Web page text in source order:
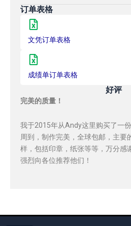
订单表格
文凭订单表格
成绩单订单表格
好评
完美的质量！
我于2015年从Andy这里购买了一
周到，制作完美，全球包邮，主要
样，包括印章，纸张等等，万分感
强烈向各位推荐他们！